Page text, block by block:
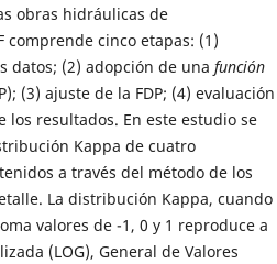
obras hidráulicas de
comprende cinco etapas: (1)
datos; (2) adopción de una función
(3) ajuste de la FDP; (4) evaluación
los resultados. En este estudio se
Kappa de cuatro
a través del método de los
La distribución Kappa, cuando
valores de -1, 0 y 1 reproduce a
(LOG), General de Valores